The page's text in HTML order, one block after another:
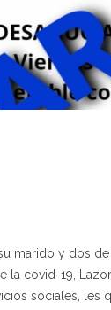
marido y dos
la covid-19,
sociales, les